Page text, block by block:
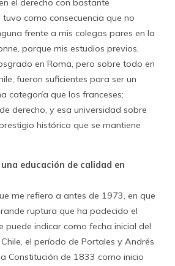
el derecho con bastante
como consecuencia que no
frente a mis colegas pares en la
porque mis estudios previos,
en Roma, pero sobre todo en
fueron suficientes para ser un
categoría que los franceses;
derecho, y esa universidad sobre
histórico que se mantiene
educación de calidad en
me refiero a antes de 1973, en que
ruptura que ha padecido el
puede indicar como fecha inicial del
el período de Portales y Andrés
Constitución de 1833 como inicio